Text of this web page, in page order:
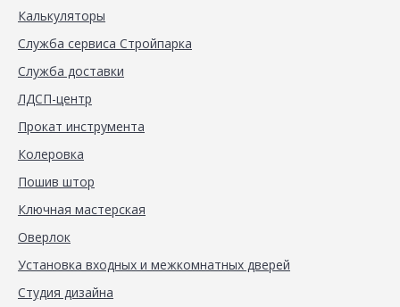
Калькуляторы
Служба сервиса Стройпарка
Служба доставки
ЛДСП-центр
Прокат инструмента
Колеровка
Пошив штор
Ключная мастерская
Оверлок
Установка входных и межкомнатных дверей
Студия дизайна